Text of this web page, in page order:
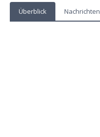
Überblick Nachrichten